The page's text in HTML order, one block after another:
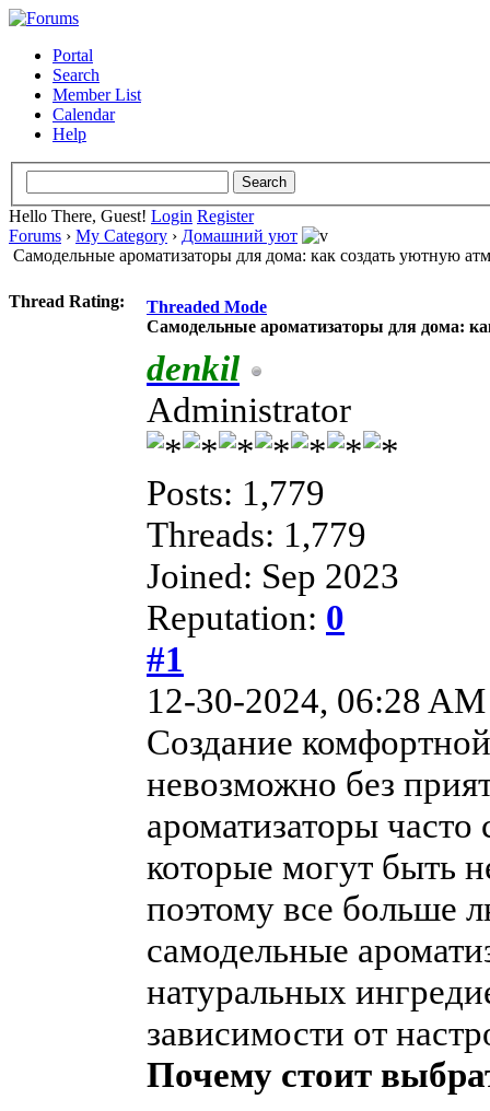
Portal
Search
Member List
Calendar
Help
Hello There, Guest! Login Register
Forums › My Category › Домашний уют
Самодельные ароматизаторы для дома: как создать уютную
Thread Rating:
Threaded Mode
Самодельные ароматизаторы для дома:
denkil
Administrator
Posts: 1,779
Threads: 1,779
Joined: Sep 2023
Reputation: 0
#1
12-30-2024, 06:28 AM
Создание
невозможно без
ароматизаторы
которые могут быть
поэтому все больше
самодельные
натуральных
зависимости от
Почему стоит